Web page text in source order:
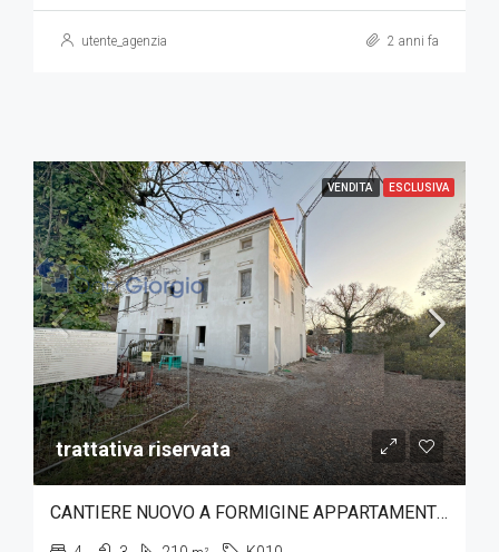
utente_agenzia 2 anni fa
VENDITA ESCLUSIVA
trattativa riservata
CANTIERE NUOVO A FORMIGINE APPARTAMENTO SU DUE LIVELLI CON GIARDINO